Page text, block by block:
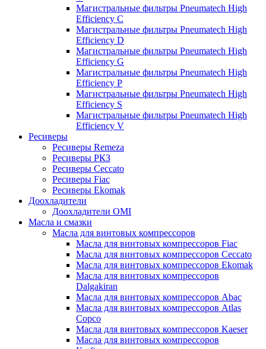
Магистральные фильтры Pneumatech High
Efficiency C
Магистральные фильтры Pneumatech High
Efficiency D
Магистральные фильтры Pneumatech High
Efficiency G
Магистральные фильтры Pneumatech High
Efficiency P
Магистральные фильтры Pneumatech High
Efficiency S
Магистральные фильтры Pneumatech High
Efficiency V
Ресиверы
Ресиверы Remeza
Ресиверы РКЗ
Ресиверы Ceccato
Ресиверы Fiac
Ресиверы Ekomak
Доохладители
Доохладители OMI
Масла и смазки
Масла для винтовых компрессоров
Масла для винтовых компрессоров Fiac
Масла для винтовых компрессоров Ceccato
Масла для винтовых компрессоров Ekomak
Масла для винтовых компрессоров
Dalgakiran
Масла для винтовых компрессоров Abac
Масла для винтовых компрессоров Atlas
Copco
Масла для винтовых компрессоров Kaeser
Масла для винтовых компрессоров